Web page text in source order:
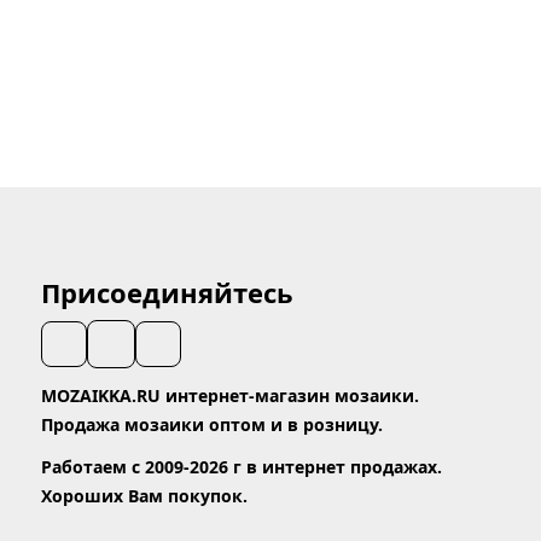
Присоединяйтесь
MOZAIKKA.RU интернет-магазин мозаики.
Продажа мозаики оптом и в розницу.
Работаем с 2009-2026 г в интернет продажах.
Хороших Вам покупок.